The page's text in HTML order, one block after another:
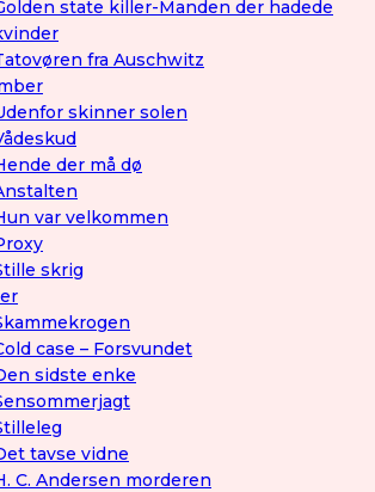
state killer-Manden der hadede
fra Auschwitz
skinner solen
der må dø
var velkommen
skrig
case – Forsvundet
sidste enke
tavse vidne
C. Andersen morderen